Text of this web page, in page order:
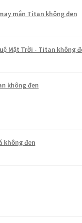
mắn Titan không đen
Mặt Trời - Titan không
không đen
không đen